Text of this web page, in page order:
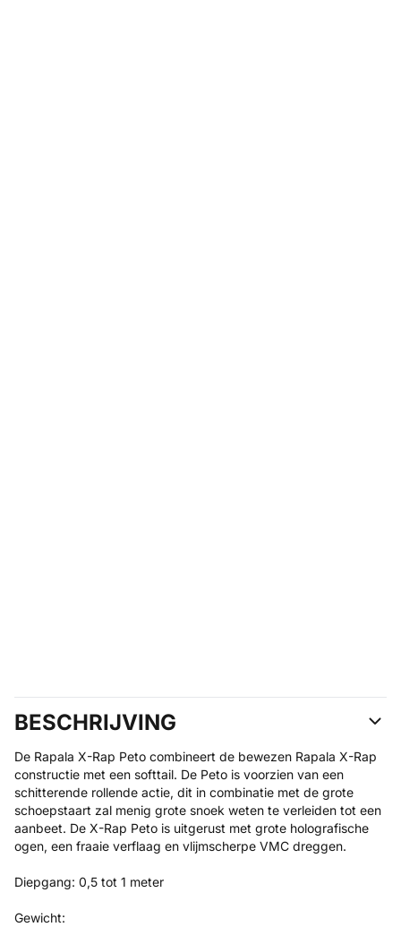
BESCHRIJVING
De Rapala X-Rap Peto combineert de bewezen Rapala X-Rap
constructie met een softtail. De Peto is voorzien van een
schitterende rollende actie, dit in combinatie met de grote
schoepstaart zal menig grote snoek weten te verleiden tot een
aanbeet. De X-Rap Peto is uitgerust met grote holografische
ogen, een fraaie verflaag en vlijmscherpe VMC dreggen.
Diepgang: 0,5 tot 1 meter
Gewicht: